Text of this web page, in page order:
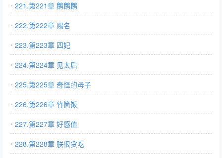
221.第221章 鹅鹅鹅
222.第222章 赐名
223.第223章 四妃
224.第224章 见太后
225.第225章 奇怪的母子
226.第226章 竹筒饭
227.第227章 好感值
228.第228章 朕很贪吃